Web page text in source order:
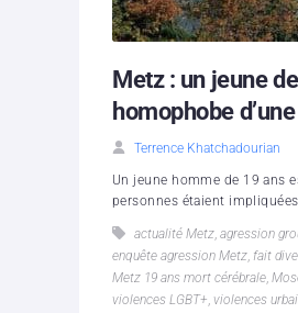
Metz : un jeune
homophobe
Terrence Khatchadourian
Un jeune homme de 19 ans
personnes étaient
actualité Metz, agression
enquête agression Metz, fait
Metz 19 ans mort cérébrale,
violences LGBT+, violences